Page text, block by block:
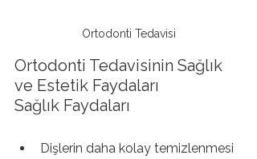
Ortodonti Tedavisi
Ortodonti Tedavisinin Sağlık
ve Estetik Faydaları
Sağlık Faydaları
Dişlerin daha kolay temizlenmesi